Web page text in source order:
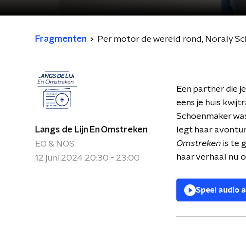
Fragmenten Per motor de wereld rond, Noraly
Langs de Lijn En Omstreken
EO & NOS
12 juni 2024 20:30 - 23:00
Een partner die
eens je huis
Schoenmaker
legt haar
Omstreken is te
haar verhaal nu
Speel audio